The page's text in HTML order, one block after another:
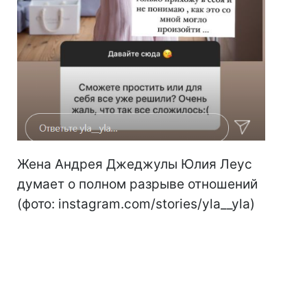
Жена Андрея Джеджулы Юлия Леус
думает о полном разрыве отношений
(фото: instagram.com/stories/yla__yla)